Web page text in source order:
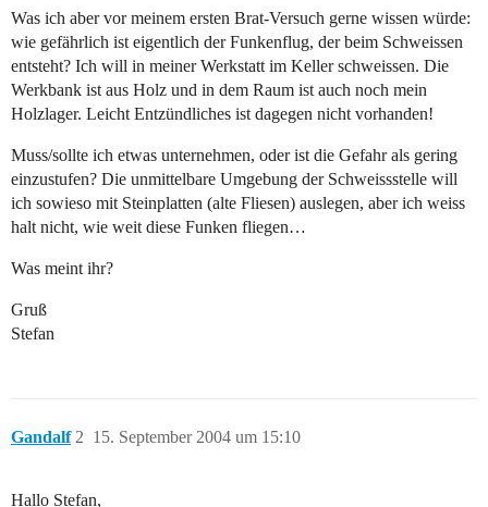
Was ich aber vor meinem ersten Brat-Versuch gerne wissen würde:
wie gefährlich ist eigentlich der Funkenflug, der beim Schweissen
entsteht? Ich will in meiner Werkstatt im Keller schweissen. Die
Werkbank ist aus Holz und in dem Raum ist auch noch mein
Holzlager. Leicht Entzündliches ist dagegen nicht vorhanden!
Muss/sollte ich etwas unternehmen, oder ist die Gefahr als gering
einzustufen? Die unmittelbare Umgebung der Schweissstelle will
ich sowieso mit Steinplatten (alte Fliesen) auslegen, aber ich weiss
halt nicht, wie weit diese Funken fliegen…
Was meint ihr?
Gruß
Stefan
Gandalf 15. September 2004 um 15:10
2
Hallo Stefan,